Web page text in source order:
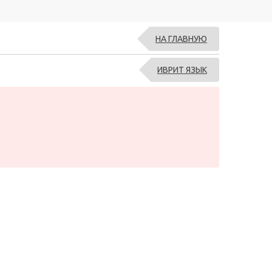
НА ГЛАВНУЮ
ИВРИТ ЯЗЫК